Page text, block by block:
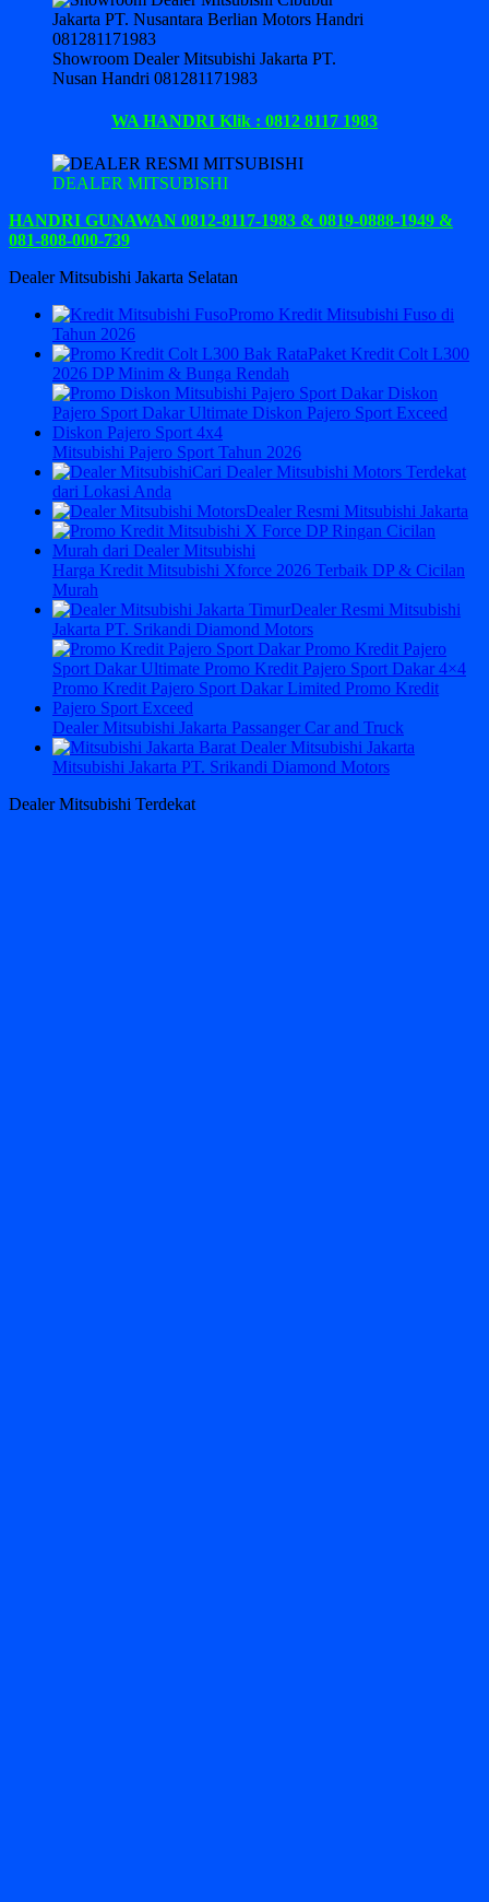
Showroom Dealer Mitsubishi Jakarta PT.
Nusan Handri 081281171983
WA HANDRI Klik : 0812 8117 1983
DEALER MITSUBISHI
HANDRI GUNAWAN 0812-8117-1983 & 0819-0888-1949 &
081-808-000-739
Dealer Mitsubishi Jakarta Selatan
Promo Kredit Mitsubishi Fuso di
Tahun 2026
Paket Kredit Colt L300
2026 DP Minim & Bunga Rendah
Mitsubishi Pajero Sport Tahun 2026
Cari Dealer Mitsubishi Motors Terdekat
dari Lokasi Anda
Dealer Resmi Mitsubishi Jakarta
Harga Kredit Mitsubishi Xforce 2026 Terbaik DP & Cicilan
Murah
Dealer Resmi Mitsubishi
Jakarta PT. Srikandi Diamond Motors
Dealer Mitsubishi Jakarta Passanger Car and Truck
Mitsubishi Jakarta PT. Srikandi Diamond Motors
Dealer Mitsubishi Terdekat